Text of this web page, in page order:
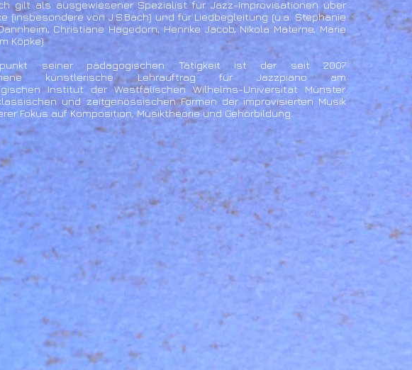
gilt als ausgewiesener Spezialist für Jazz-Improvisationen über
(insbesondere von J.S.Bach) und für Liedbegleitung (u.a. Stephanie
Christiane Hagedorn, Henrike Jacob, Nikola Materne, Marie
Köpke)
seiner pädagogischen Tätigkeit ist der seit 2007
künstlerische Lehrauftrag für Jazzpiano am
Institut der Westfälischen Wilhelms-Universität Münster.
und zeitgenössischen Formen der improvisierten Musik
Fokus auf Komposition, Musiktheorie und Gehörbildung.